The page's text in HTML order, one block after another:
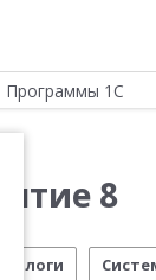
Программы 1С
8
Налоги